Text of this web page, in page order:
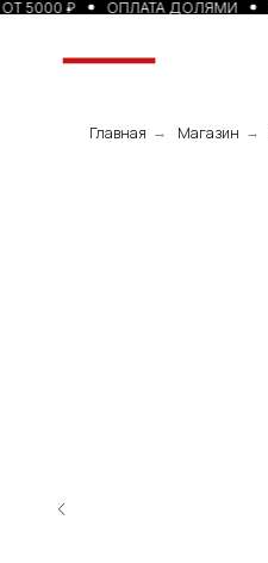
5000 ₽ ОПЛАТА ДОЛЯМИ
Главная → Магазин →